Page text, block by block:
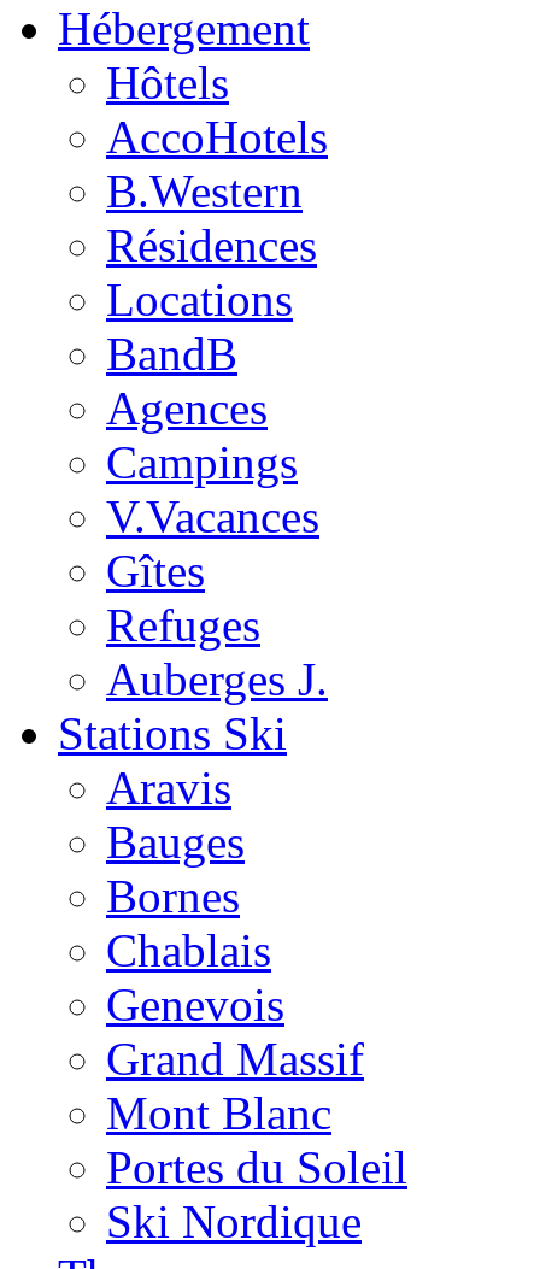
Hébergement
Hôtels
AccoHotels
B.Western
Résidences
Locations
BandB
Agences
Campings
V.Vacances
Gîtes
Refuges
Auberges J.
Stations Ski
Aravis
Bauges
Bornes
Chablais
Genevois
Grand Massif
Mont Blanc
Portes du Soleil
Ski Nordique